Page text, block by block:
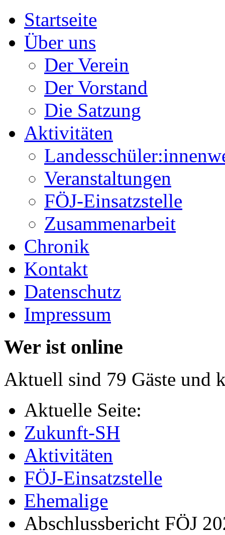
Startseite
Über uns
Der Verein
Der Vorstand
Die Satzung
Aktivitäten
Veranstaltungen
FÖJ-Einsatzstelle
Zusammenarbeit
Chronik
Kontakt
Datenschutz
Impressum
Wer ist online
Aktuell sind 79 Gäste und
Aktuelle Seite:
Zukunft-SH
Aktivitäten
FÖJ-Einsatzstelle
Ehemalige
Abschlussbericht FÖJ